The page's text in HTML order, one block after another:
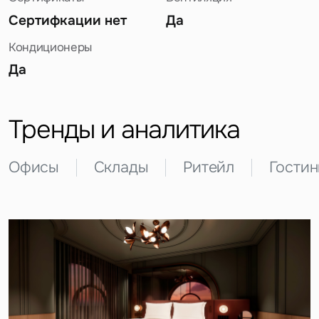
Сертифкации нет Да
Кондиционеры
Да
Тренды и аналитика
Офисы Склады Ритейл
Вопрос
Предложение
Жалоба
Это обязательное поле
Это обязательное поле